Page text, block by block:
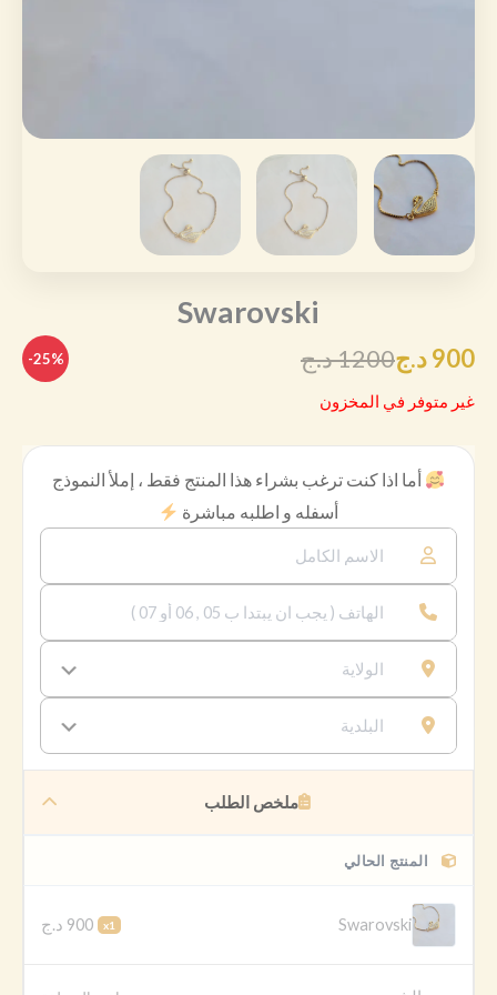
Swarovski
-25% 1200د.ج 900د.ج
غير متوفر في المخزون
أما اذا كنت ترغب بشراء هذا المنتج فقط ، إملأ النموذج
أسفله و اطلبه مباشرة
ملخص الطلب
المنتج الحالي
Swarovski
x1 900 د.ج